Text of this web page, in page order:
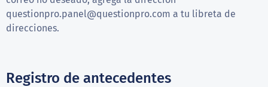
questionpro.panel@questionpro.com a tu libreta de
direcciones.
Registro de antecedentes